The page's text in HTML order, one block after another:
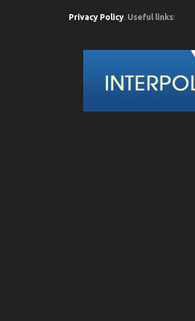
Privacy Policy. Useful links: